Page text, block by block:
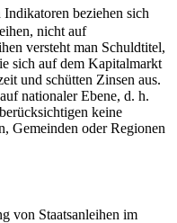
beziehen sich
nicht auf
versteht man Schuldtitel,
sich auf dem Kapitalmarkt
und schütten Zinsen aus.
nationaler Ebene, d. h.
keine
Gemeinden oder Regionen
von Staatsanleihen im